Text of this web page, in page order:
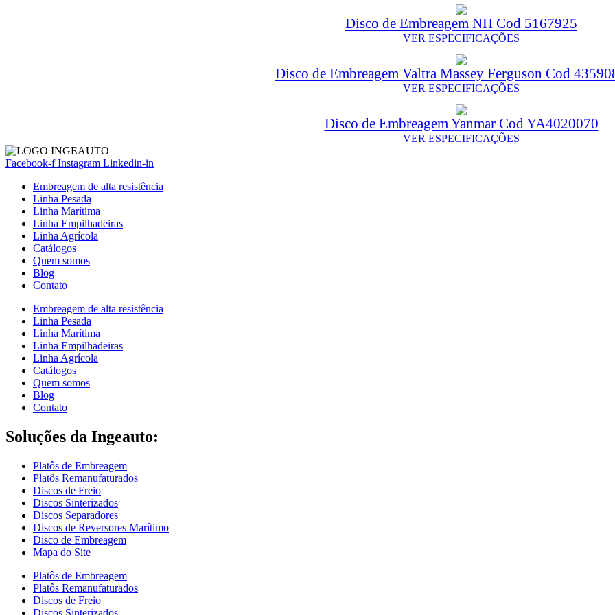
Disco de Embreagem NH Cod 5167925
VER ESPECIFICAÇÕES
Disco de Embreagem Valtra Massey Ferguson Cod
VER ESPECIFICAÇÕES
Disco de Embreagem Yanmar Cod YA4020070
VER ESPECIFICAÇÕES
Facebook-f Instagram Linkedin-in
Embreagem de alta resistência
Linha Pesada
Linha Marítima
Linha Empilhadeiras
Linha Agrícola
Catálogos
Quem somos
Blog
Contato
Embreagem de alta resistência
Linha Pesada
Linha Marítima
Linha Empilhadeiras
Linha Agrícola
Catálogos
Quem somos
Blog
Contato
Soluções da Ingeauto:
Platôs de Embreagem
Platôs Remanufaturados
Discos de Freio
Discos Sinterizados
Discos Separadores
Discos de Reversores Marítimo
Disco de Embreagem
Mapa do Site
Platôs de Embreagem
Platôs Remanufaturados
Discos de Freio
Discos Sinterizados